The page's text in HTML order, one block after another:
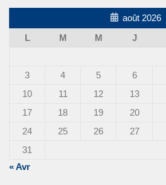
août 2026
L
M M J
3
4 5 6
10
11 12 13
17
18 19 20
24
25 26 27
31
« Avr